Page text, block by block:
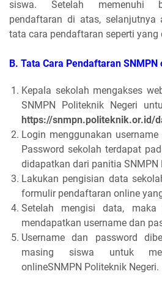
siswa. Setelah memenuhi
pendaftaran di atas, selanjutnya
tata cara pendaftaran seperti yang
B. Tata Cara Pendaftaran
Kepala sekolah mengakses
SNMPN Politeknik Negeri
https://snmpn.politeknik.or.id/
Login menggunakan
Password sekolah terdapat
didapatkan dari panitia SNMPN
Lakukan pengisian data
formulir pendaftaran online
Setelah mengisi data, maka
mendapatkan username dan
Username dan password
masing siswa untuk
onlineSNMPN Politeknik Negeri.